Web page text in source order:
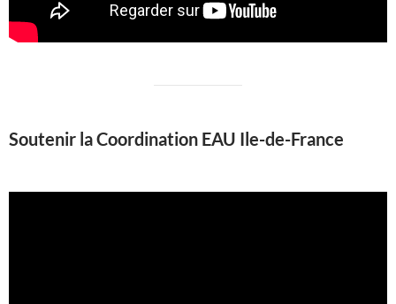
Soutenir la Coordination EAU Ile-de-France